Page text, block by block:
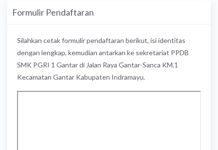
Formulir Pendaftaran
Silahkan cetak formulir pendaftaran berikut, isi identitas
dengan lengkap, kemudian antarkan ke sekretariat PPDB
SMK PGRI 1 Gantar di Jalan Raya Gantar-Sanca KM.1
Kecamatan Gantar Kabupaten Indramayu.